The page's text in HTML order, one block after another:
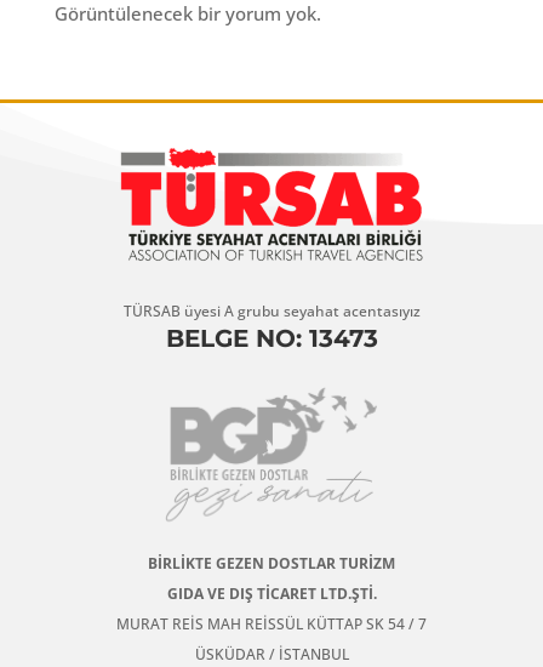
Görüntülenecek bir yorum yok.
TÜRSAB üyesi A grubu seyahat acentasıyız
BELGE NO: 13473
BİRLİKTE GEZEN DOSTLAR TURİZM
GIDA VE DIŞ TİCARET LTD.ŞTİ.
MURAT REİS MAH REİSSÜL KÜTTAP SK 54 / 7
ÜSKÜDAR / İSTANBUL